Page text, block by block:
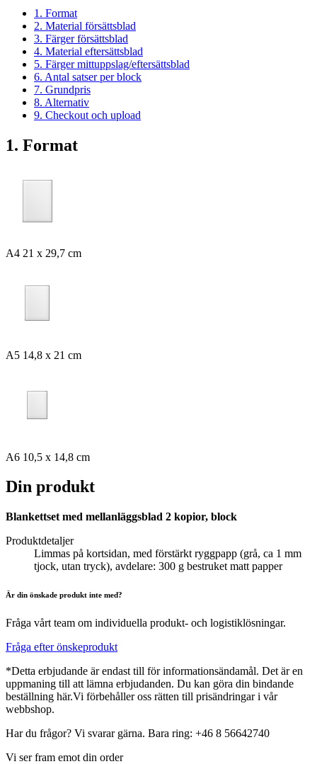
1. Format
2. Material försättsblad
3. Färger försättsblad
4. Material eftersättsblad
5. Färger mittuppslag/eftersättsblad
6. Antal satser per block
7. Grundpris
8. Alternativ
9. Checkout och upload
1. Format
A4 21 x 29,7 cm
A5 14,8 x 21 cm
A6 10,5 x 14,8 cm
Din produkt
Blankettset med mellanläggsblad 2 kopior, block
Produktdetaljer
Limmas på kortsidan, med förstärkt ryggpapp (grå, ca 1 mm
tjock, utan tryck), avdelare: 300 g bestruket matt papper
Är din önskade produkt inte med?
Fråga vårt team om individuella produkt- och logistiklösningar.
Fråga efter önskeprodukt
*Detta erbjudande är endast till för informationsändamål. Det är en
uppmaning till att lämna erbjudanden. Du kan göra din bindande
beställning här.Vi förbehåller oss rätten till prisändringar i vår
webbshop.
Har du frågor? Vi svarar gärna. Bara ring: +46 8 56642740
Vi ser fram emot din order